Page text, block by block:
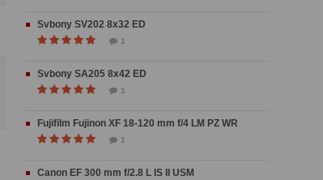
Svbony SV202 8x32 ED
1
Svbony SA205 8x42 ED
1
Fujifilm Fujinon XF 18-120 mm f/4 LM PZ WR
1
Canon EF 300 mm f/2.8 L IS II USM